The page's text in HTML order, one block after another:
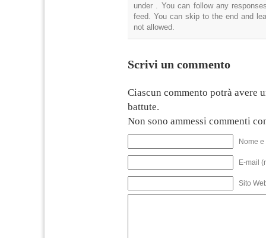
under . You can follow any
feed. You can skip to the end and
not allowed.
Scrivi un commento
Ciascun commento potrà avere
battute.
Non sono ammessi commenti
Nome
E-mail
Sito